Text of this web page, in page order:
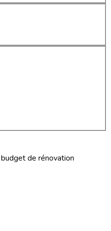
de rénovation